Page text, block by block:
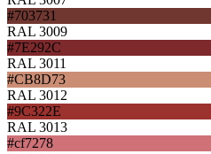
#703731
RAL 3009
#7E292C
RAL 3011
#CB8D73
RAL 3012
#9C322E
RAL 3013
#cf7278